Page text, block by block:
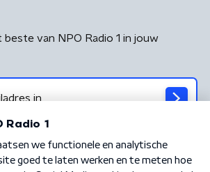
beste van NPO Radio 1 in jouw